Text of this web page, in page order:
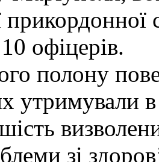
офіцерів.
полону
утримували
зі